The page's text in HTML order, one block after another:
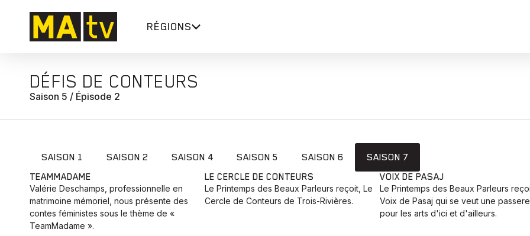
RÉGIONS
DÉFIS DE CONTEURS
Saison 5 / Épisode 2
SAISON 1 SAISON 2 SAISON 4 SAISON 5 SAISON 6
SAISON 7
TEAMMADAME
Valérie Deschamps, professionnelle en
matrimoine mémoriel, nous présente des
contes féministes sous le thème de «
TeamMadame ».
LE CERCLE DE CONTEURS
Le Printemps des Beaux Parleurs reçoit, Le
Cercle de Conteurs de Trois-Rivières.
VOIX DE PASAJ
Le Printemps des Beaux Parleurs
Voix de Pasaj qui se veut une
pour les arts d'ici et d'ailleurs.